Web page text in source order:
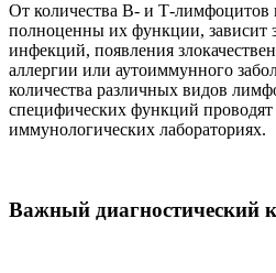
От количества В- и Т-лимфоцитов
полноценны их функции, зависит
инфекций, появления
аллергии или аутоиммунного
количества различных видов
специфических функций
иммунологических лабораториях.
Важный диагностический